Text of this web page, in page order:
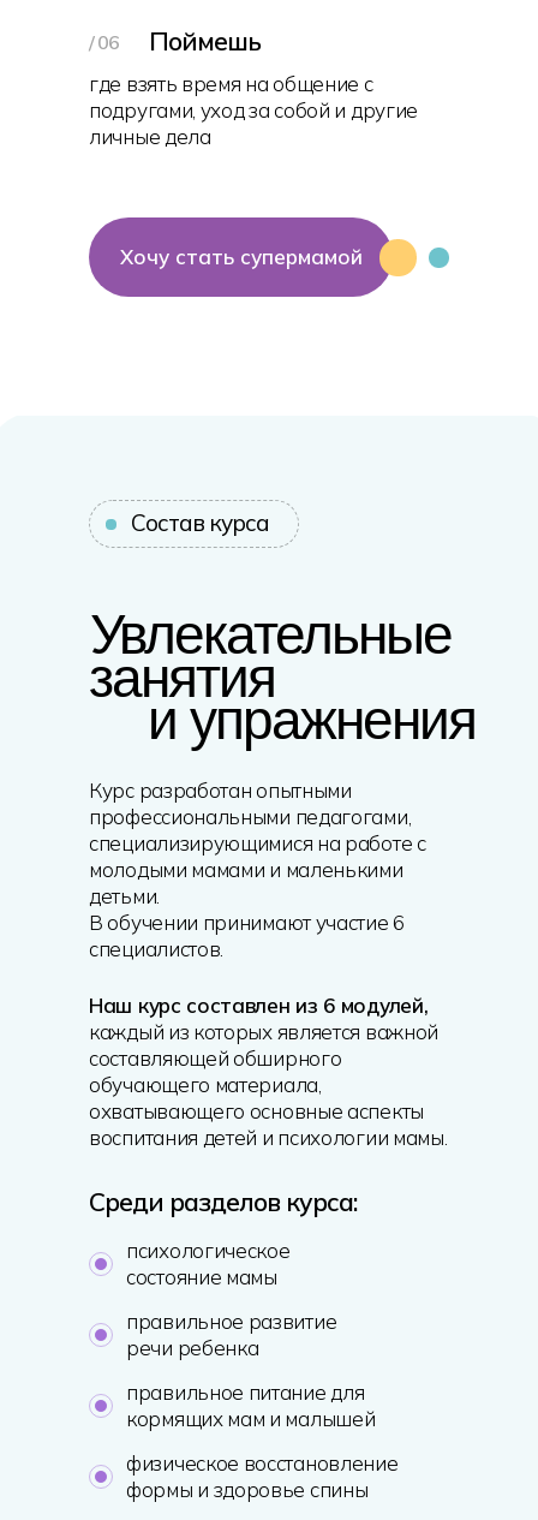
где взять время на общение с
подругами, уход за собой и другие
личные дела
Поймешь
Хочу стать супермамой
/ 06
и упражнения
Среди разделов курса:
Курс разработан опытными
профессиональными педагогами,
специализирующимися на работе с
молодыми мамами и маленькими
детьми.
В обучении принимают участие 6
специалистов.
Наш курс составлен из 6 модулей,
каждый из которых является важной
составляющей обширного
обучающего материала,
охватывающего основные аспекты
воспитания детей и психологии мамы.
психологическое
состояние мамы
правильное развитие
речи ребенка
физическое восстановление
формы и здоровье спины
правильное питание для
кормящих мам и малышей
Состав курса
Увлекательные
занятия